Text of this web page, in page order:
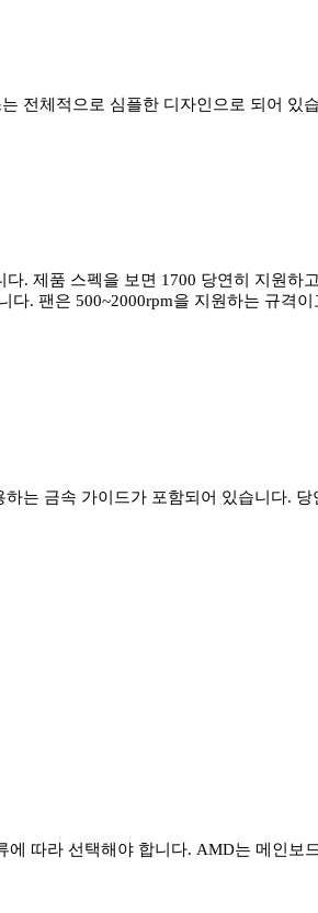
전체적으로 심플한 디자인으로 되어 있
. 제품 스펙을 보면 1700 당연히 지원하
. 팬은 500~2000rpm을 지원하는 규격
는 금속 가이드가 포함되어 있습니다.
따라 선택해야 합니다. AMD는 메인보